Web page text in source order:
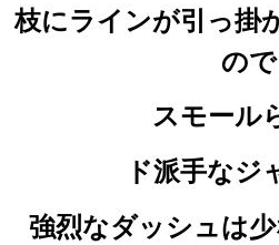
枝にラインが引っ掛
ので
スモール
ド派手なジ
強烈なダッシュは